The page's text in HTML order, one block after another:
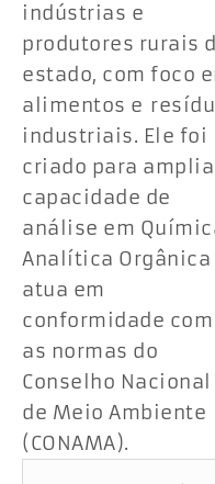
indústrias e
produtores rurais
estado, com foco
alimentos e
industriais. Ele foi
criado para
capacidade de
análise em
Analítica Orgânica
atua em
conformidade com
as normas do
Conselho Nacional
de Meio Ambiente
(CONAMA).